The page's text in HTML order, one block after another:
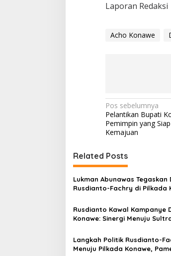
Laporan Redaksi
Acho Konawe
N
a
v
i
g
a
s
i
p
o
s
Pos sebelumnya
Pelantikan Bupati
Pemimpin yang
Kemajuan
Related Posts
Lukman Abunawas Tegaskan
Rusdianto-Fachry di Pilkada
Rusdianto Kawal Kampanye
Konawe: Sinergi Menuju
Langkah Politik Rusdianto-
Menuju Pilkada Konawe,